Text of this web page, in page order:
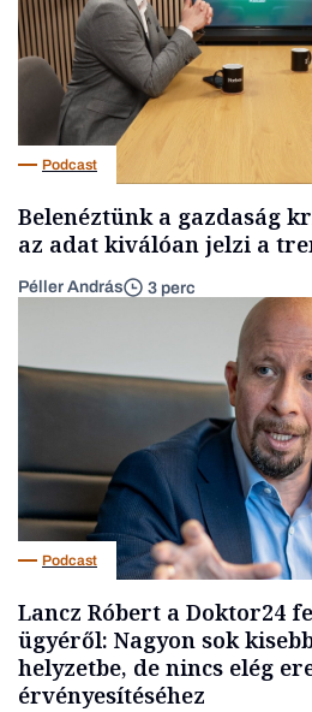
Podcast
Belenéztünk a gazdaság
az adat kiválóan jelzi a
Péller András 3 perc
Podcast
Lancz Róbert a Doktor24
ügyéről: Nagyon sok
helyzetbe, de nincs elég
érvényesítéséhez